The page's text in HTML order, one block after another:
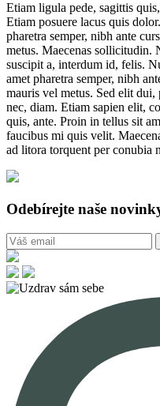
Etiam ligula pede, sagittis
Etiam posuere lacus quis
pharetra semper, nibh ante
metus. Maecenas sollicitudin.
suscipit a, interdum id, felis.
amet pharetra semper, nibh
mauris vel metus. Sed elit
nec, diam. Etiam sapien elit,
quis, ante. Proin in tellus sit
faucibus mi quis velit.
ad litora torquent per conubia
Odebírejte naše